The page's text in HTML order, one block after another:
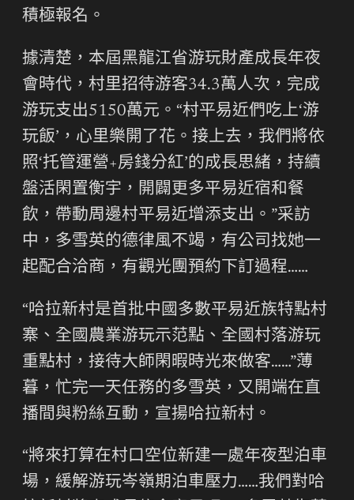
積極報名。
據清楚，本屆黑龍江省游玩財產成長年夜
會時代，村里招待游客34.3萬人次，完成
游玩支出5150萬元。“村平易近們吃上‘游
玩飯’，心里樂開了花。接上去，我們將依
照‘托管運營+房錢分紅’的成長思緒，持續
盤活閑置衡宇，開闢更多平易近宿和餐
飲，帶動周邊村平易近增添支出。”采訪
中，多雪英的德律風不竭，有公司找她一
起配合洽商，有觀光團預約下訂過程……
“哈拉新村是首批中國多數平易近族特點村
寨、全國農業游玩示范點、全國村落游玩
重點村，接待大師閑暇時光來做客……”薄
暮，忙完一天任務的多雪英，又開端在直
播間與粉絲互動，宣揚哈拉新村。
“將來打算在村口空位新建一處年夜型泊車
場，緩解游玩岑嶺期泊車壓力……我們對哈